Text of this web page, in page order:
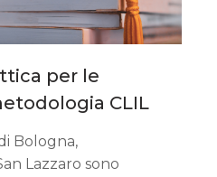
per le
CLIL
Bologna,
Lazzaro sono